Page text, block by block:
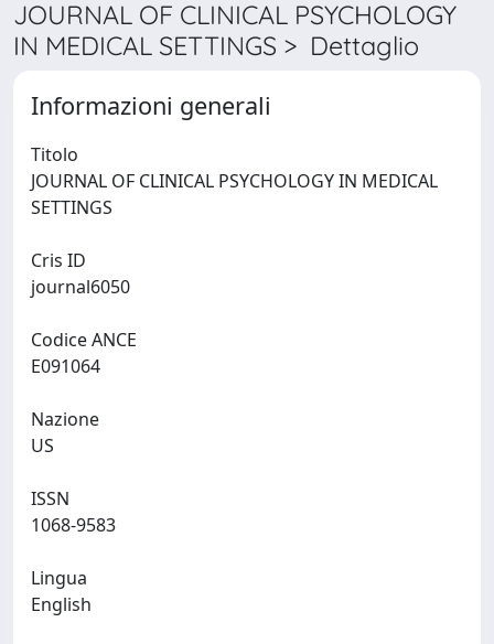
JOURNAL OF CLINICAL PSYCHOLOGY
IN MEDICAL SETTINGS > Dettaglio
Informazioni generali
Titolo
JOURNAL OF CLINICAL PSYCHOLOGY IN MEDICAL
Cris ID
Codice ANCE
Nazione
ISSN
Lingua